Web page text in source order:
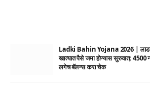
Ladki Bahin Yojana 2026 |
खात्यात पैसे जमा होण्यास सुरुवात; 4500
लगेच बॅलन्स करा चेक